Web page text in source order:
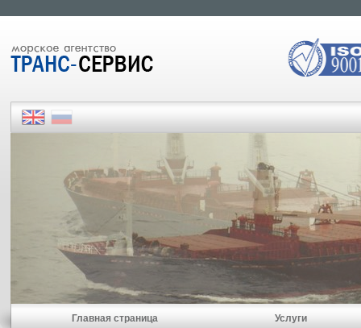
Главная страница Услуги